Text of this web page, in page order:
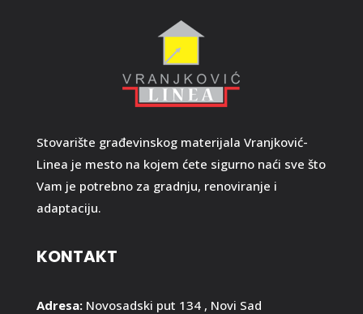
Stovarište građevinskog materijala Vranjković-
Linea je mesto na kojem ćete sigurno naći sve što
Vam je potrebno za gradnju, renoviranje i
adaptaciju.
KONTAKT
Adresa: Novosadski put 134 , Novi Sad